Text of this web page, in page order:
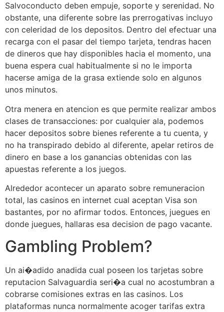
Salvoconducto deben empuje, soporte y serenidad. No
obstante, una diferente sobre las prerrogativas incluyo
con celeridad de los depositos. Dentro del efectuar una
recarga con el pasar del tiempo tarjeta, tendras hacen
de dineros que hay disponibles hacia el momento, una
buena espera cual habitualmente si no le importa
hacerse amiga de la grasa extiende solo en algunos
unos minutos.
Otra menera en atencion es que permite realizar ambos
clases de transacciones: por cualquier ala, podemos
hacer depositos sobre bienes referente a tu cuenta, y
no ha transpirado debido al diferente, apelar retiros de
dinero en base a los ganancias obtenidas con las
apuestas referente a los juegos.
Alrededor acontecer un aparato sobre remuneracion
total, las casinos en internet cual aceptan Visa son
bastantes, por no afirmar todos. Entonces, juegues en
donde juegues, hallaras esa decision de pago vacante.
Gambling Problem?
Un ai�adido anadida cual poseen los tarjetas sobre
reputacion Salvaguardia seri�a cual no acostumbran a
cobrarse comisiones extras en las casinos. Los
plataformas nunca normalmente acoger tarifas extra